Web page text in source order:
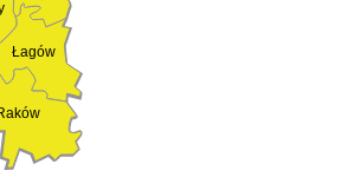
Łagów